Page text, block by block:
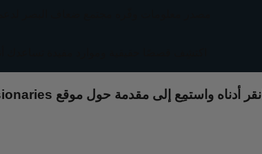
انقر أدناه واستمِع إلى مقدمة حول موقع Visionaries وأفضل طريقة للتنقل عبر موقع الويب هذا.